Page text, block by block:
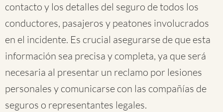
contacto y los detalles del seguro de todos los
conductores, pasajeros y peatones involucrados
en el incidente. Es crucial asegurarse de que esta
información sea precisa y completa, ya que será
necesaria al presentar un reclamo por lesiones
personales y comunicarse con las compañías de
seguros o representantes legales.